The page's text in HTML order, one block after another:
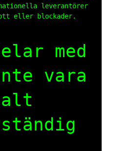
leverantörer
eller blockader.
med
vara